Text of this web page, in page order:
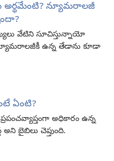
అర్థమేంటి? న్యూమరాలజీ
వేటిని సూచిస్తున్నాయో
ఉన్న తేడాను కూడా
ఏంటి?
అధికారం ఉన్న
బైబిలు చెప్తుంది.